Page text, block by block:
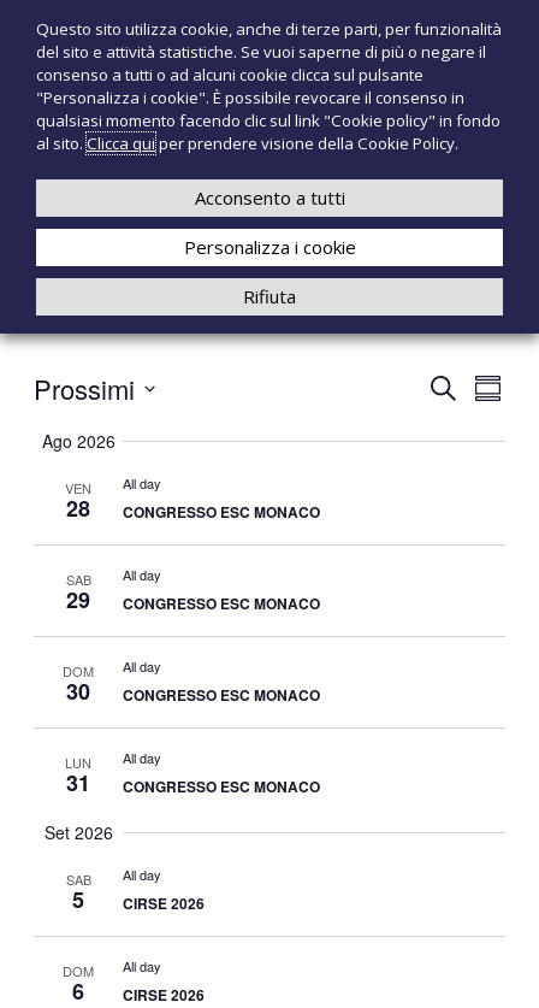
n
T
e
c
n
o
M
e
P
r
d
o
t
i
e
i
a
l
+39 3921526175
E
V
N
R
C
R
C
r
E
V
S
E
S
Prossimi
e
t
t
Ago 2026
VEN
28
All day
CONGRESSO ESC MONACO
SAB
29
All day
CONGRESSO ESC MONACO
DOM
30
All day
CONGRESSO ESC MONACO
LUN
31
All day
CONGRESSO ESC MONACO
Set 2026
SAB
5
All day
CIRSE 2026
DOM
6
All day
CIRSE 2026
Questo sito utilizza cookie, anche di terze parti, per funzionalità
del sito e attività statistiche. Se vuoi saperne di più o negare il
consenso a tutti o ad alcuni cookie clicca sul pulsante
"Personalizza i cookie". È possibile revocare il consenso in
qualsiasi momento facendo clic sul link "Cookie policy" in fondo
al sito.Clicca quiper prendere visione della Cookie Policy.
Personalizza i cookie
Rifiuta
Acconsento a tutti